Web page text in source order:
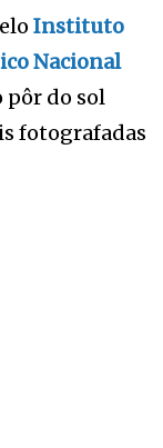
Instituto
Nacional
pôr do sol
fotografadas